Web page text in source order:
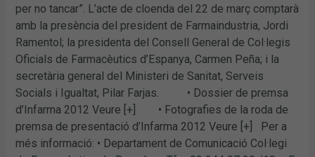
per no tancar”. L’acte de cloenda del 22 de març comptarà
amb la presència del president de Farmaindustria, Jordi
Ramentol; la presidenta del Consell General de Col·legis
Oficials de Farmacèutics d’Espanya, Carmen Peña; i la
secretària general del Ministeri de Sanitat, Serveis
Socials i Igualtat, Pilar Farjas. • Dossier de premsa
d’Infarma 2012 Veure [+] • Fotografies de la roda de
premsa de presentació d’Infarma 2012 Veure [+] Per a
més informació: • Departament de Comunicació Col·legi